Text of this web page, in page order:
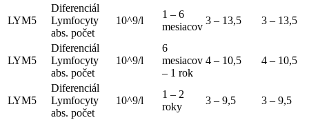
LYM5
Diferenciál
Lymfocyty
abs. počet
10^9/l
1 – 6
mesiacov
3 – 13,5 3 – 13,5
LYM5
Diferenciál
Lymfocyty
abs. počet
10^9/l
6
mesiacov
– 1 rok
4 – 10,5 4 – 10,5
LYM5
Diferenciál
Lymfocyty
abs. počet
10^9/l
1 – 2
roky
3 – 9,5 3 – 9,5